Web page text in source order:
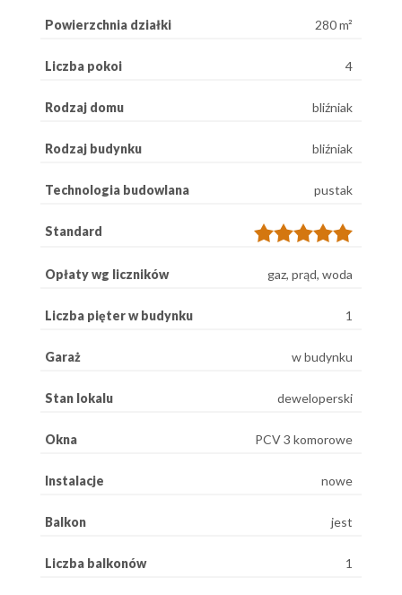
Powierzchnia działki 280 m²
Liczba pokoi 4
Rodzaj domu bliźniak
Rodzaj budynku bliźniak
Technologia budowlana pustak
Standard
Opłaty wg liczników gaz, prąd, woda
Liczba pięter w budynku 1
Garaż w budynku
Stan lokalu deweloperski
Okna PCV 3 komorowe
Instalacje nowe
Balkon jest
Liczba balkonów 1